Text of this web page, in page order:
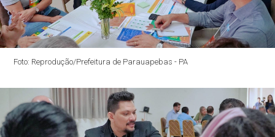
Foto: Reprodução/Prefeitura de Parauapebas - PA